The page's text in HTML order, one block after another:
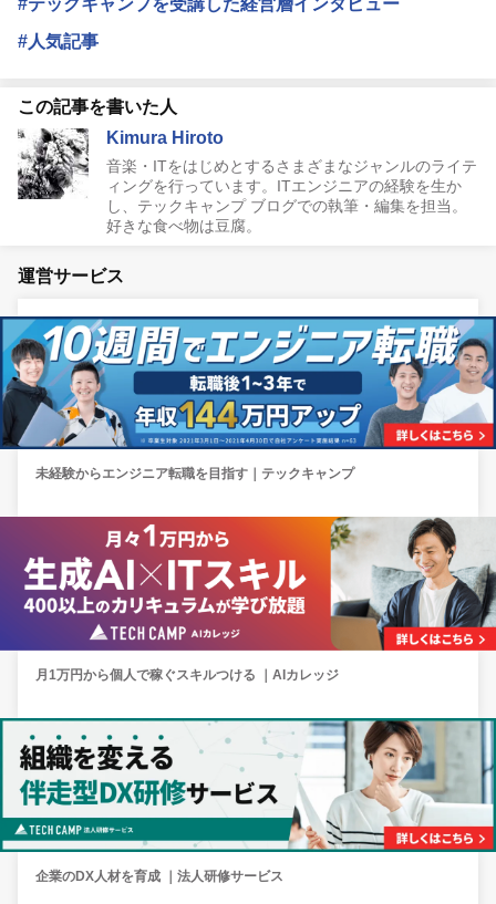
#人気記事
この記事を書いた人
Kimura Hiroto
音楽・ITをはじめとするさまざまなジャンルのライテ
ィングを行っています。ITエンジニアの経験を生か
し、テックキャンプ ブログでの執筆・編集を担当。
好きな食べ物は豆腐。
運営サービス
未経験からエンジニア転職を目指す｜テックキャンプ
月1万円から個人で稼ぐスキルつける ｜AIカレッジ
企業のDX人材を育成 ｜法人研修サービス